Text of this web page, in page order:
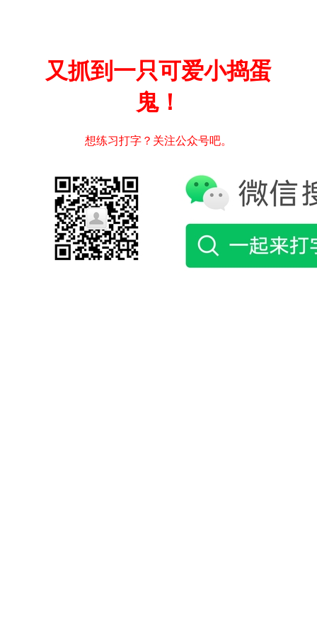
又抓到一只可爱小捣蛋
鬼！
想练习打字？关注公众号吧。